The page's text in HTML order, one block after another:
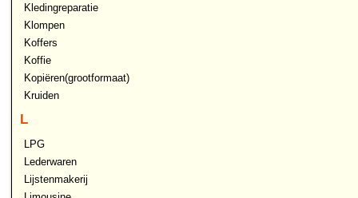
Kledingreparatie
Klompen
Koffers
Koffie
Kopiëren(grootformaat)
Kruiden
L
LPG
Lederwaren
Lijstenmakerij